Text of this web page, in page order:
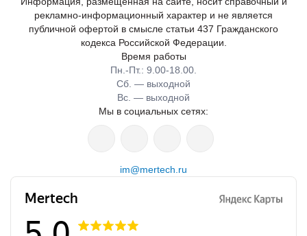
рекламно-информационный характер и не является
публичной офертой в смысле статьи 437 Гражданского
кодекса Российской Федерации.
Время работы
Пн.-Пт.: 9.00-18.00.
Сб. — выходной
Вс. — выходной
Мы в социальных сетях:
im@mertech.ru